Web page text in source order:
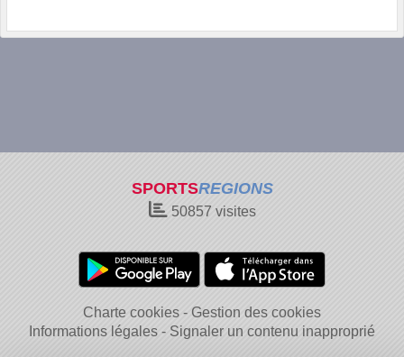
SPORTSREGIONS
50857 visites
Charte cookies
Gestion des cookies
Informations légales
Signaler un contenu inapproprié